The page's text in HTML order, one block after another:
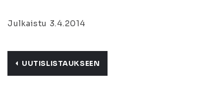
Julkaistu 3.4.2014
UUTISLISTAUKSEEN